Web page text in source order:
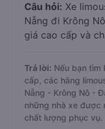
Câu hỏi: Xe
Nẵng đi Krông
giá cao cấp và
Trả lời: Nếu bạn tìm
cấp, các hãng
Nẵng - Krông Nô -
những nhà xe được
chất lượng phục vụ.